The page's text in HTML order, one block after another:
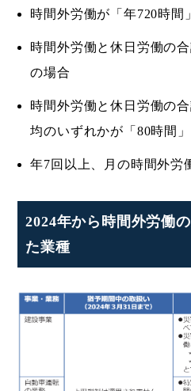
時間外労働が「年720時間
時間外労働と休日労働の
の場合
時間外労働と休日労働の
均のいずれかが「80時間
年7回以上、月の時間外労
2024年から時間外労働
た業種